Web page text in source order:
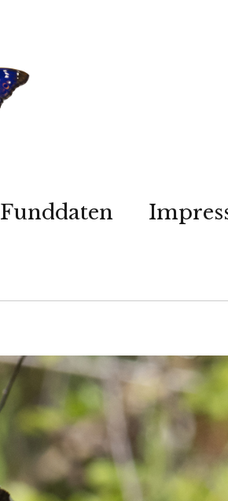
Funddaten